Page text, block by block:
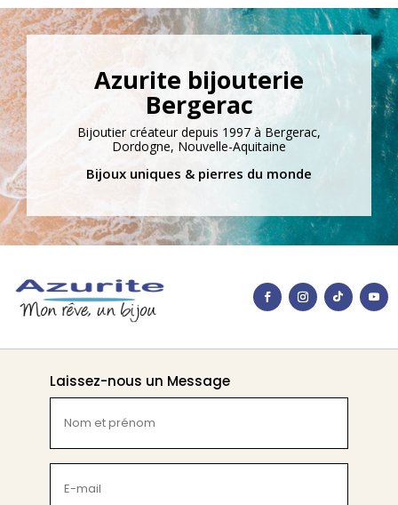
Azurite bijouterie
Bergerac
Bijoutier créateur depuis 1997 à Bergerac,
Dordogne, Nouvelle-Aquitaine
Bijoux uniques & pierres du monde
Laissez-nous un Message
et
prénom
(Nécessaire)
mail